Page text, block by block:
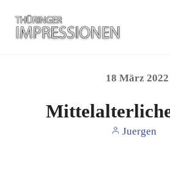
18 März 2022
Juergen